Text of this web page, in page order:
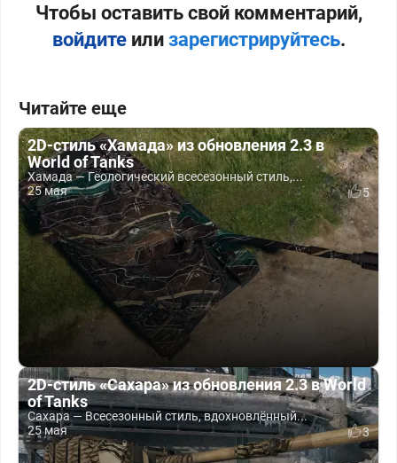
Чтобы оставить свой комментарий,
войдитеили зарегистрируйтесь.
Читайте еще
2D-стиль «Хамада» из обновления 2.3 в
World of Tanks
Хамада — Геологический всесезонный стиль,...
25 мая
5
2D-стиль «Сахара» из обновления 2.3 в World
of Tanks
Сахара — Всесезонный стиль, вдохновлённый...
25 мая
3